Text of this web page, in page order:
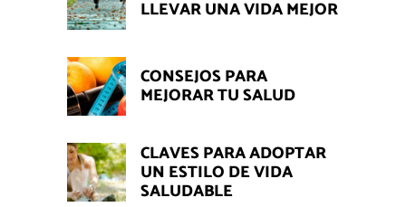
LLEVAR UNA VIDA MEJOR
CONSEJOS PARA
MEJORAR TU SALUD
CLAVES PARA ADOPTAR
UN ESTILO DE VIDA
SALUDABLE